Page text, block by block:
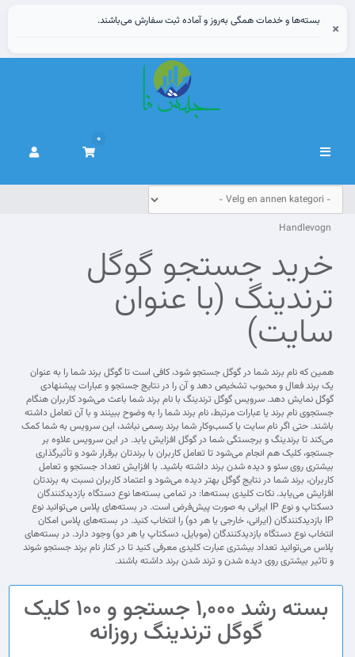
بسته‌ها و خدمات همگی به‌روز و آماده ثبت سفارش می‌باشند. ×
Bytt
0
Handlevogn
خرید جستجو گوگل
ترندینگ (با عنوان
سایت)
همین که نام برند شما در گوگل جستجو شود، کافی است تا گوگل برند شما را به عنوان
یک برند فعال و محبوب تشخیص دهد و آن را در نتایج جستجو و عبارات پیشنهادی
گوگل نمایش دهد. سرویس گوگل ترندینگ با نام برند شما باعث می‌شود کاربران هنگام
جستجوی نام برند یا عبارات مرتبط، نام برند شما را به وضوح ببینند و با آن تعامل داشته
باشند. حتی اگر نام سایت یا کسب‌وکار شما برند رسمی نباشد، این سرویس به شما کمک
می‌کند تا برندینگ و برجستگی شما در گوگل افزایش یابد. در این سرویس علاوه بر
جستجو، کلیک هم انجام می‌شود تا تعامل کاربران با برندتان برقرار شود و تأثیرگذاری
بیشتری روی سئو و دیده شدن برند داشته باشید. با افزایش تعداد جستجو و تعامل
کاربران، برند شما در نتایج گوگل بهتر دیده می‌شود و اعتماد کاربران نسبت به برندتان
افزایش می‌یابد. نکات کلیدی بسته‌ها: در تمامی بسته‌ها نوع دستگاه بازدیدکنندگان
دسکتاپ و نوع IP ایرانی به صورت پیش‌فرض است. در بسته‌های پلاس می‌توانید نوع
IP بازدیدکنندگان (ایرانی، خارجی یا هر دو) را انتخاب کنید. در بسته‌های پلاس امکان
انتخاب نوع دستگاه بازدیدکنندگان (موبایل، دسکتاپ یا هر دو) وجود دارد. در بسته‌های
پلاس می‌توانید تعداد بیشتری عبارت کلیدی معرفی کنید تا در کنار نام برند جستجو شوند
و تاثیر بیشتری روی دیده شدن و ترند شدن برند داشته باشند.
بسته رشد 1,000 جستجو و 100 کلیک
گوگل ترندینگ روزانه